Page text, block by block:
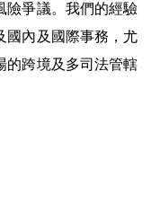
爭議。我們的經驗
國內及國際事務，尤
的跨境及多司法管轄